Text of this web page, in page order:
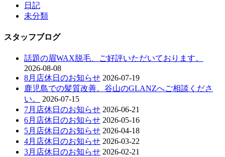
日記
未分類
スタッフブログ
話題の眉WAX脱毛、ご好評いただいております。
2026-08-08
8月店休日のお知らせ 2026-07-19
鹿児島での髪質改善。谷山のGLANZへご相談くださ
い。
2026-07-15
7月店休日のお知らせ 2026-06-21
6月店休日のお知らせ 2026-05-16
5月店休日のお知らせ 2026-04-18
4月店休日のお知らせ 2026-03-22
3月店休日のお知らせ 2026-02-21